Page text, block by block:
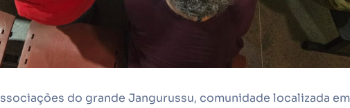
do grande Jangurussu, comunidade localizada em